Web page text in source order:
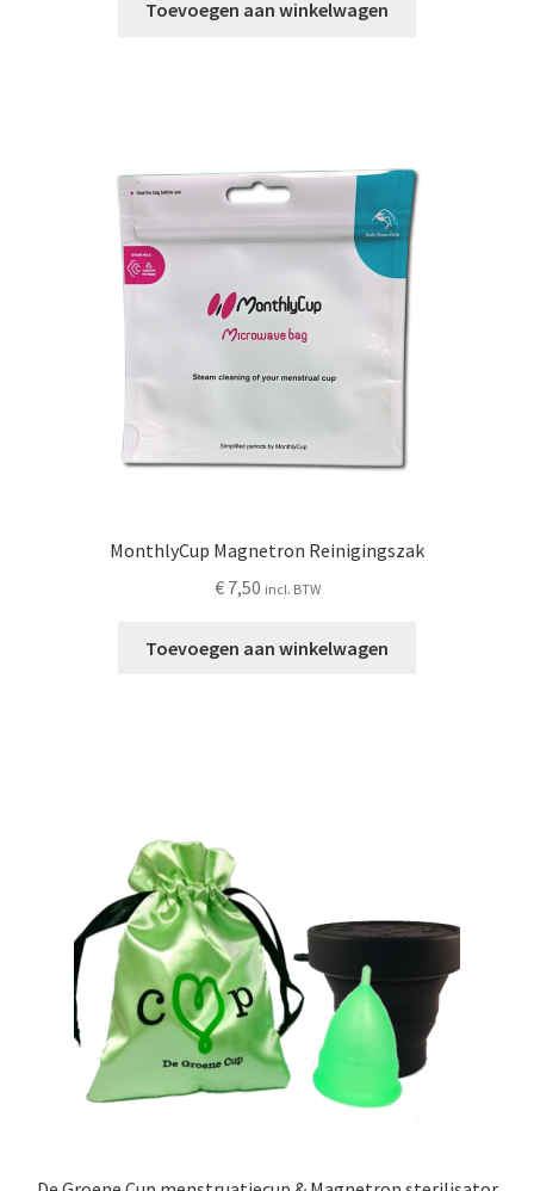
Toevoegen aan winkelwagen
MonthlyCup Magnetron Reinigingszak
€7,50 incl. BTW
Toevoegen aan winkelwagen